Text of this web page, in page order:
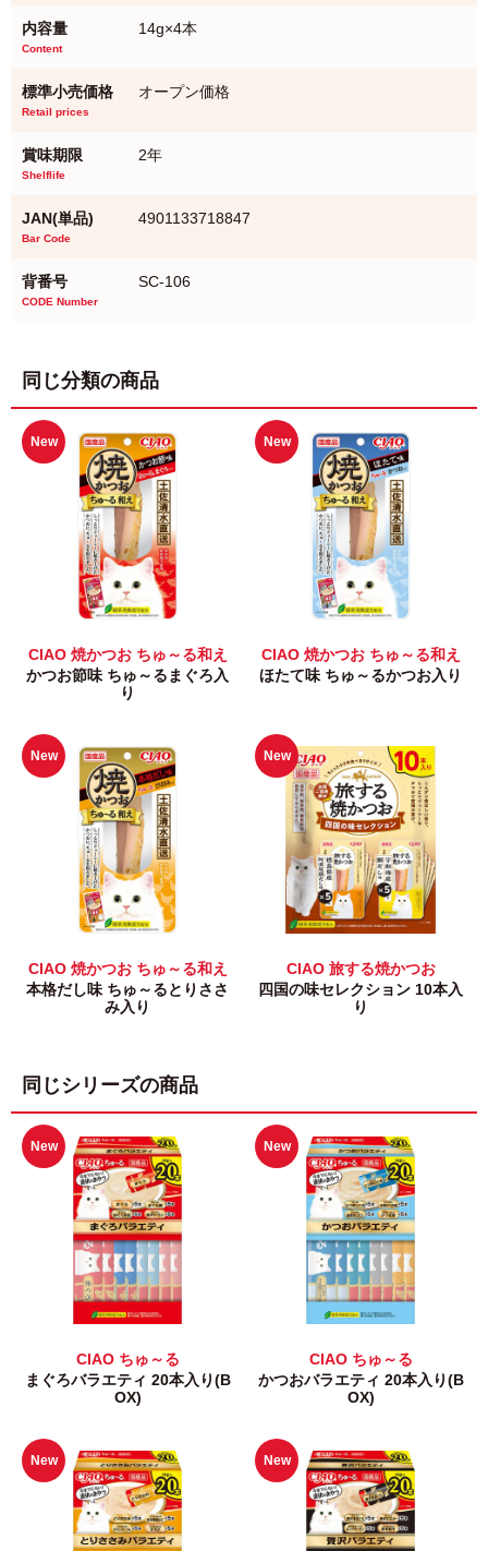
内容量
Content
14g×4本
標準小売価格
Retail prices
オープン価格
賞味期限
Shelflife
2年
JAN(単品)
Bar Code
4901133718847
背番号
CODE Number
SC-106
同じ分類の商品
New
CIAO 焼かつお ちゅ～る和え
かつお節味 ちゅ～るまぐろ入
り
New
CIAO 焼かつお ちゅ～る和え
ほたて味 ちゅ～るかつお入り
New
CIAO 焼かつお ちゅ～る和え
本格だし味 ちゅ～るとりささ
み入り
New
CIAO 旅する焼かつお
四国の味セレクション 10本入
り
同じシリーズの商品
New
CIAO ちゅ～る
まぐろバラエティ 20本入り(B
OX)
New
CIAO ちゅ～る
かつおバラエティ 20本入り(B
OX)
New New